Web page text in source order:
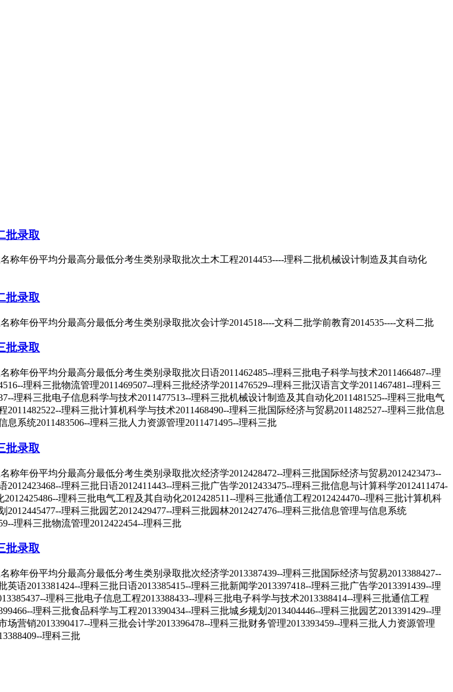
批录取
称年份平均分最高分最低分考生类别录取批次土木工程2014453----理科二批机械设计制造及其自动化
批录取
年份平均分最高分最低分考生类别录取批次会计学2014518----文科二批学前教育2014535----文科二批
批录取
年份平均分最高分最低分考生类别录取批次日语2011462485--理科三批电子科学与技术2011466487--理
理科三批物流管理2011469507--理科三批经济学2011476529--理科三批汉语言文学2011467481--理科三
理科三批电子信息科学与技术2011477513--理科三批机械设计制造及其自动化2011481525--理科三批电气
理科三批计算机科学与技术2011468490--理科三批国际经济与贸易2011482527--理科三批信息
系统2011483506--理科三批人力资源管理2011471495--理科三批
批录取
年份平均分最高分最低分考生类别录取批次经济学2012428472--理科三批国际经济与贸易2012423473--
理科三批日语2012411443--理科三批广告学2012433475--理科三批信息与计算科学2012411474-
理科三批电气工程及其自动化2012428511--理科三批通信工程2012424470--理科三批计算机科
理科三批园艺2012429477--理科三批园林2012427476--理科三批信息管理与信息系统
理科三批物流管理2012422454--理科三批
批录取
年份平均分最高分最低分考生类别录取批次经济学2013387439--理科三批国际经济与贸易2013388427--
语2013381424--理科三批日语2013385415--理科三批新闻学2013397418--理科三批广告学2013391439--理
理科三批电子信息工程2013388433--理科三批电子科学与技术2013388414--理科三批通信工程
理科三批食品科学与工程2013390434--理科三批城乡规划2013404446--理科三批园艺2013391429--理
营销2013390417--理科三批会计学2013396478--理科三批财务管理2013393459--理科三批人力资源管理
理科三批